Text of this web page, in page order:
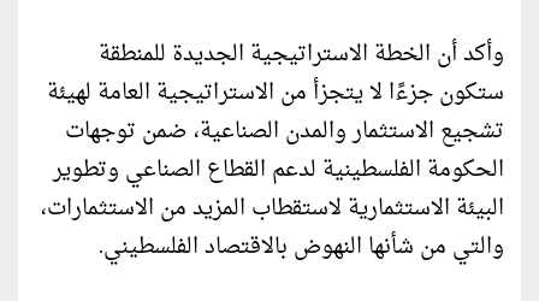
وأكد أن الخطة الاستراتيجية الجديدة للمنطقة
ستكون جزءًا لا يتجزأ من الاستراتيجية العامة لهيئة
تشجيع الاستثمار والمدن الصناعية، ضمن توجهات
الحكومة الفلسطينية لدعم القطاع الصناعي وتطوير
البيئة الاستثمارية لاستقطاب المزيد من الاستثمارات،
والتي من شأنها النهوض بالاقتصاد الفلسطيني.